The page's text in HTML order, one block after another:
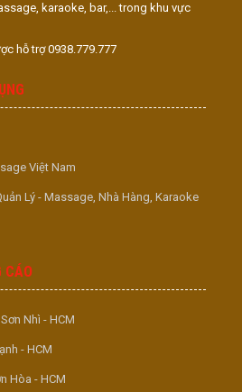
karaoke, bar,... trong khu vực
hỗ trợ 0938.779.777
Việt Nam
Lý - Massage, Nhà Hàng, Karaoke
CÁO
Nhì - HCM
- HCM
Hòa - HCM